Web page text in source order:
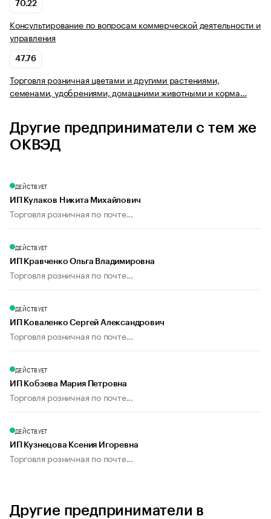
70.22
Консультирование по вопросам коммерческой деятельности и
управления
47.76
Торговля розничная цветами и другими растениями,
семенами, удобрениями, домашними животными и корма…
Другие предприниматели с тем же
ОКВЭД
ДЕЙСТВУЕТ
ИП Кулаков Никита Михайлович
Торговля розничная по почте...
ДЕЙСТВУЕТ
ИП Кравченко Ольга Владимировна
Торговля розничная по почте...
ДЕЙСТВУЕТ
ИП Коваленко Сергей Александрович
Торговля розничная по почте...
ДЕЙСТВУЕТ
ИП Кобзева Мария Петровна
Торговля розничная по почте...
ДЕЙСТВУЕТ
ИП Кузнецова Ксения Игоревна
Торговля розничная по почте...
Другие предприниматели в